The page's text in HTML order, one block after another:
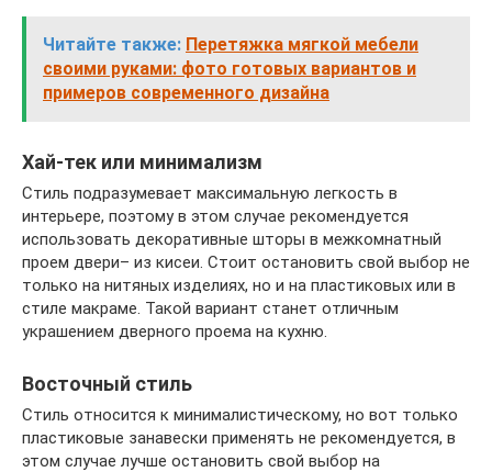
Читайте также: Перетяжка мягкой мебели
своими руками: фото готовых вариантов и
примеров современного дизайна
Хай-тек или минимализм
Стиль подразумевает максимальную легкость в
интерьере, поэтому в этом случае рекомендуется
использовать декоративные шторы в межкомнатный
проем двери– из кисеи. Стоит остановить свой выбор не
только на нитяных изделиях, но и на пластиковых или в
стиле макраме. Такой вариант станет отличным
украшением дверного проема на кухню.
Восточный стиль
Стиль относится к минималистическому, но вот только
пластиковые занавески применять не рекомендуется, в
этом случае лучше остановить свой выбор на